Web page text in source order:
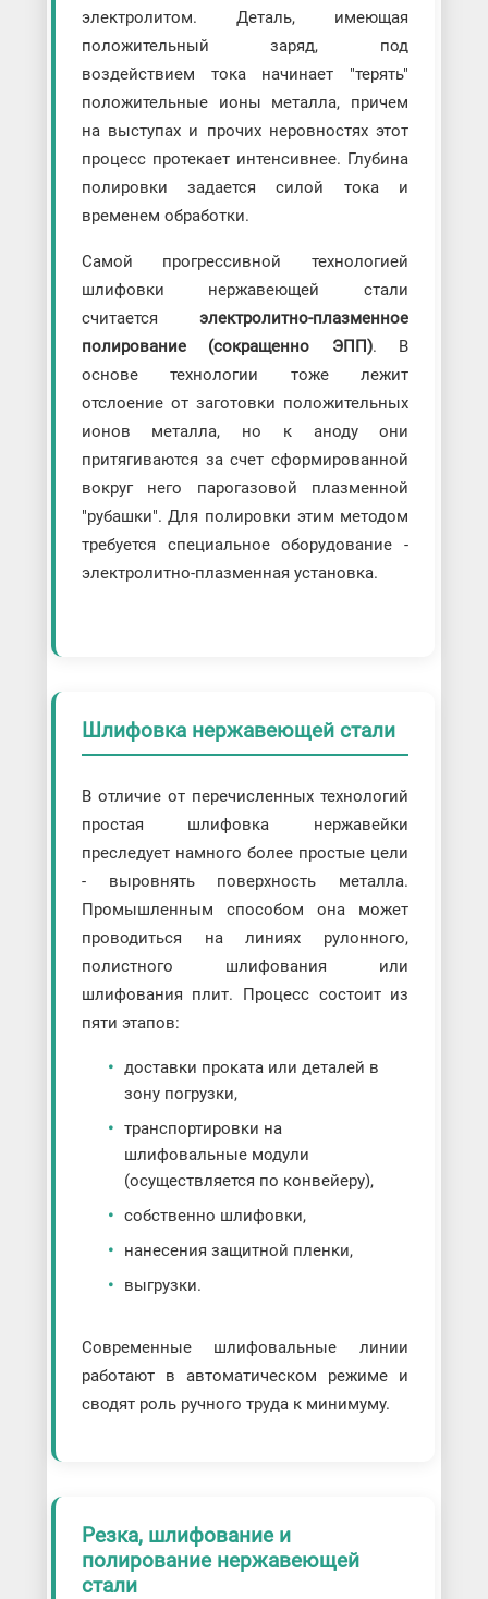
электролитом. Деталь, имеющая
положительный заряд, под
воздействием тока начинает "терять"
положительные ионы металла, причем
на выступах и прочих неровностях этот
процесс протекает интенсивнее. Глубина
полировки задается силой тока и
временем обработки.
Самой прогрессивной технологией
шлифовки нержавеющей стали
считаетсяэлектролитно-плазменное
полирование (сокращенно ЭПП). В
основе технологии тоже лежит
отслоение от заготовки положительных
ионов металла, но к аноду они
притягиваются за счет сформированной
вокруг него парогазовой плазменной
"рубашки". Для полировки этим методом
требуется специальное оборудование -
электролитно-плазменная установка.
Шлифовка нержавеющей стали
В отличие от перечисленных технологий
простая шлифовка нержавейки
преследует намного более простые цели
- выровнять поверхность металла.
Промышленным способом она может
проводиться на линиях рулонного,
полистного шлифования или
шлифования плит. Процесс состоит из
пяти этапов:
доставки проката или деталей в
зону погрузки,
транспортировки на
шлифовальные модули
(осуществляется по конвейеру),
собственно шлифовки,
нанесения защитной пленки,
выгрузки.
Современные шлифовальные линии
работают в автоматическом режиме и
сводят роль ручного труда к минимуму.
Резка, шлифование и
полирование нержавеющей
стали